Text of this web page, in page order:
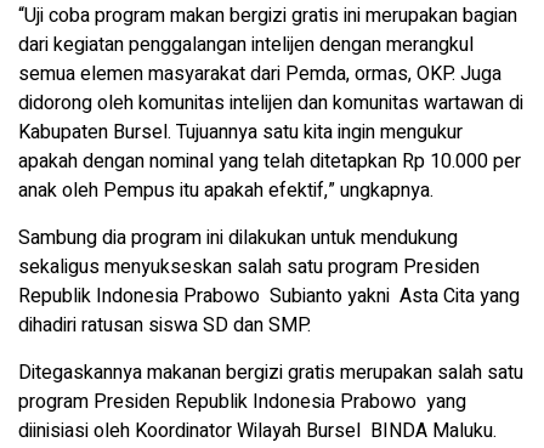
“Uji coba program makan bergizi gratis ini merupakan bagian
dari kegiatan penggalangan intelijen dengan merangkul
semua elemen masyarakat dari Pemda, ormas, OKP. Juga
didorong oleh komunitas intelijen dan komunitas wartawan di
Kabupaten Bursel. Tujuannya satu kita ingin mengukur
apakah dengan nominal yang telah ditetapkan Rp 10.000 per
anak oleh Pempus itu apakah efektif,” ungkapnya.
Sambung dia program ini dilakukan untuk mendukung
sekaligus menyukseskan salah satu program Presiden
Republik Indonesia Prabowo Subianto yakni Asta Cita yang
dihadiri ratusan siswa SD dan SMP.
Ditegaskannya makanan bergizi gratis merupakan salah satu
program Presiden Republik Indonesia Prabowo yang
diinisiasi oleh Koordinator Wilayah Bursel BINDA Maluku.